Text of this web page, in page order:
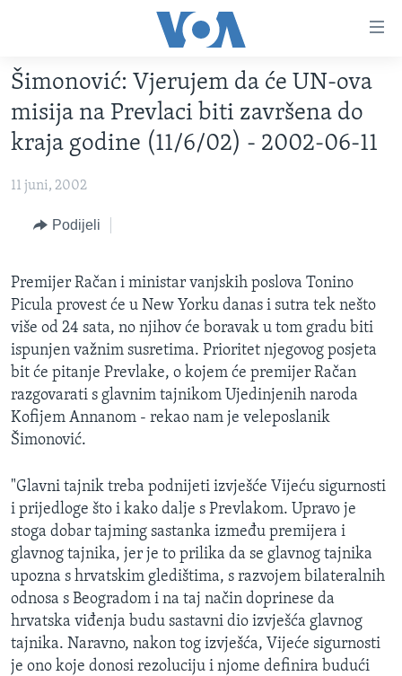
na
glavni
sadržaj
Pređi
na
glavnu
navigaciju
VIDEO
FOTOGRAFIJE DANA
VIJESTI
SJEDINJENE AMERIČKE DRŽAVE
SVIJET
NAUKA I TEHNOLOGIJA
KORUPCIJA
SLOBODA MEDIJA
ŽENSKA STRANA
IZBJEGLIČKA STRANA
MAGAZIN
Learning English
PRATITE NAS
Jezici
Šimonović: Vjerujem da će UN-ova
misija na Prevlaci biti završena do
kraja godine (11/6/02) - 2002-06-11
11 juni, 2002
Podijeli
Premijer Račan i ministar vanjskih poslova Tonino
Picula provest će u New Yorku danas i sutra tek nešto
više od 24 sata, no njihov će boravak u tom gradu biti
ispunjen važnim susretima. Prioritet njegovog posjeta
bit će pitanje Prevlake, o kojem će premijer Račan
razgovarati s glavnim tajnikom Ujedinjenih naroda
Kofijem Annanom - rekao nam je veleposlanik
Šimonović.
"Glavni tajnik treba podnijeti izvješće Vijeću sigurnosti
i prijedloge što i kako dalje s Prevlakom. Upravo je
stoga dobar tajming sastanka između premijera i
glavnog tajnika, jer je to prilika da se glavnog tajnika
upozna s hrvatskim gledištima, s razvojem bilateralnih
odnosa s Beogradom i na taj način doprinese da
hrvatska viđenja budu sastavni dio izvješća glavnog
tajnika. Naravno, nakon tog izvješća, Vijeće sigurnosti
je ono koje donosi rezoluciju i njome definira budući